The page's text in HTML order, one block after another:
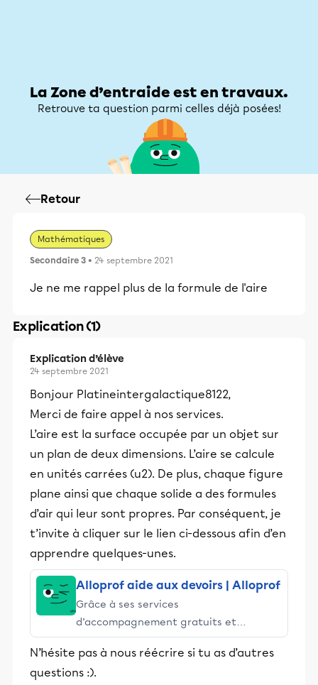
La Zone d’entraide est en travaux.
Retrouve ta question parmi celles déjà posées!
Retour
Mathématiques
Secondaire 3 • 24 septembre 2021
Je ne me rappel plus de la formule de l'aire
Explication (1)
Explication d’élève
24 septembre 2021
Bonjour Platineintergalactique8122,
Merci de faire appel à nos services.
L’aire est la surface occupée par un objet sur
un plan de deux dimensions. L’aire se calcule
en unités carrées (u2). De plus, chaque figure
plane ainsi que chaque solide a des formules
d’air qui leur sont propres. Par conséquent, je
t’invite à cliquer sur le lien ci-dessous afin d’en
apprendre quelques-unes.
Alloprof aide aux devoirs | Alloprof
Grâce à ses services
d’accompagnement gratuits et
stimulants, Alloprof engage les élèves
et leurs parents dans la réussite
éducative.
N’hésite pas à nous réécrire si tu as d’autres
questions :).